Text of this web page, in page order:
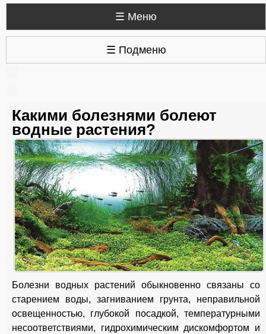
☰ Меню
☰ Подменю
Какими болезнями болеют
водные растения?
Болезни водных растений обыкновенно связаны со
старением воды, загниванием грунта, неправильной
освещенностью, глубокой посадкой, температурными
несоответствиями, гидрохимическим дискомфортом и